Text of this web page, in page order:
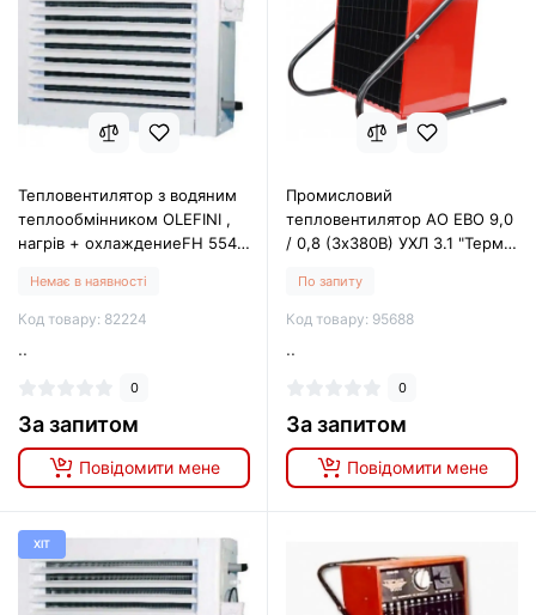
Тепловентилятор з водяним
теплообмінником OLEFINI ,
нагрів + охлаждениеFH 554
Немає в наявності
Код товару: 82224
..
0
За запитом
Повідомити мене
Промисловий
тепловентилятор АО ЕВО 9,0
/ 0,8 (3х380В) УХЛ 3.1 "Термія
По запиту
Код товару: 95688
..
0
За запитом
Повідомити мене
ХІТ